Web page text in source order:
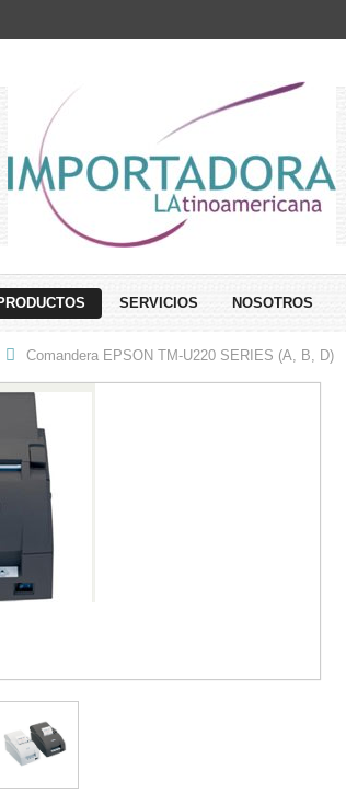
SERVICIOS NOSOTROS
Comandera EPSON TM-U220 SERIES (A, B, D)